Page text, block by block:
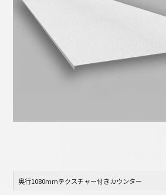
奥行1080mmテクスチャー付きカウンター